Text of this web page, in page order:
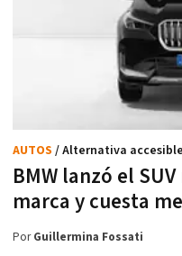
BMW lanzó el
marca y cuesta
AUTOS / Alternativa accesible
PorGuillermina Fossati